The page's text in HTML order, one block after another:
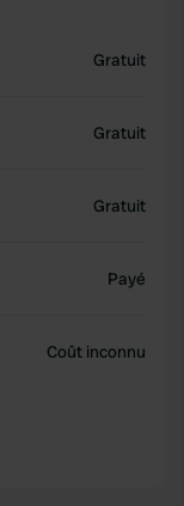
Gratuit
Gratuit
Gratuit
Payé
Coût inconnu